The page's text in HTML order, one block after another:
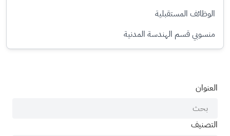
الوظائف المستقبلية
منسوبي قسم الهندسة المدنية
العنوان
التصنيف